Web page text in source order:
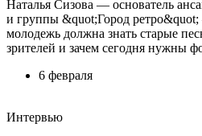
Наталья Сизова — основатель
и группы &quot;Город
молодежь должна знать старые
зрителей и зачем сегодня нужны
6 февраля
Интервью